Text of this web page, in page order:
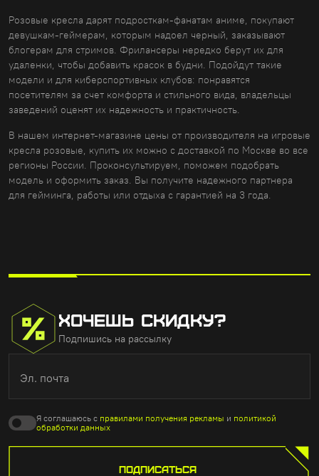
Розовые кресла дарят подросткам-фанатам аниме, покупают
девушкам-геймерам, которым надоел черный, заказывают
блогерам для стримов. Фрилансеры нередко берут их для
удаленки, чтобы добавить красок в будни. Подойдут такие
модели и для киберспортивных клубов: понравятся
посетителям за счет комфорта и стильного вида, владельцы
заведений оценят их надежность и практичность.
В нашем интернет-магазине цены от производителя на игровые
кресла розовые, купить их можно с доставкой по Москве во все
регионы России. Проконсультируем, поможем подобрать
модель и оформить заказ. Вы получите надежного партнера
для гейминга, работы или отдыха с гарантией на 3 года.
ХОЧЕШЬ СКИДКУ?
Подпишись на рассылку
Эл. почта
Я соглашаюсь с правилами получения рекламы и политикой
обработки данных
ПОДПИСАТЬСЯ